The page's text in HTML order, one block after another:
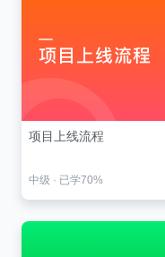
项目上线流程
中级 · 已学70%